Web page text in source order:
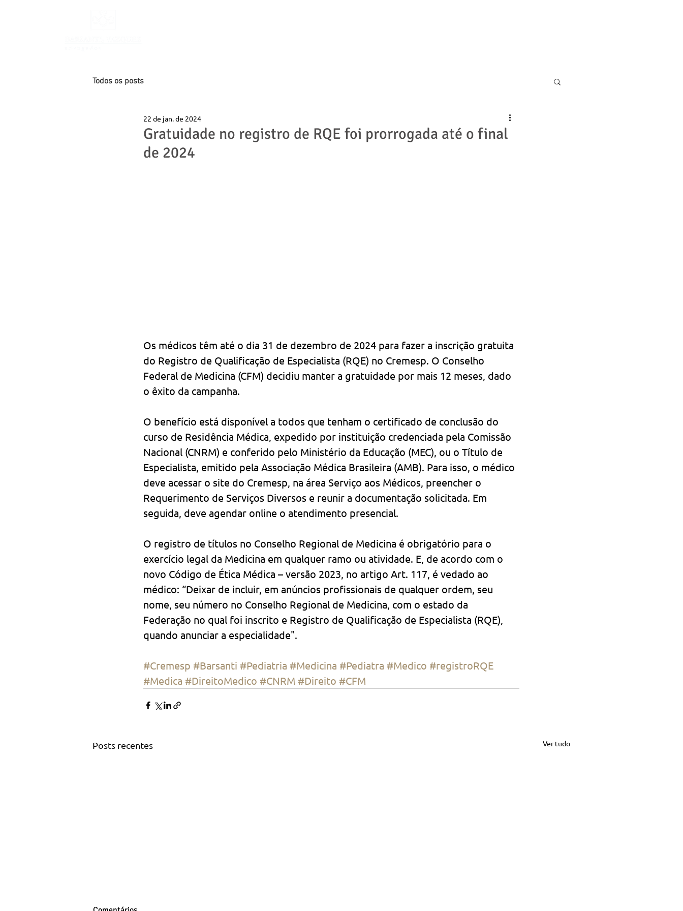
Todos os posts
Gratuidade no registro de RQE foi prorrogada até o final
de 2024
22 de jan. de 2024
Os médicos têm até o dia 31 de dezembro de 2024 para fazer a inscrição gratuita
do Registro de Qualificação de Especialista (RQE) no Cremesp. O Conselho
Federal de Medicina (CFM) decidiu manter a gratuidade por mais 12 meses, dado
o êxito da campanha.
O benefício está disponível a todos que tenham o certificado de conclusão do
curso de Residência Médica, expedido por instituição credenciada pela Comissão
Nacional (CNRM) e conferido pelo Ministério da Educação (MEC), ou o Título de
Especialista, emitido pela Associação Médica Brasileira (AMB). Para isso, o médico
deve acessar o site do Cremesp, na área Serviço aos Médicos, preencher o
Requerimento de Serviços Diversos e reunir a documentação solicitada. Em
seguida, deve agendar online o atendimento presencial.
O registro de títulos no Conselho Regional de Medicina é obrigatório para o
exercício legal da Medicina em qualquer ramo ou atividade. E, de acordo com o
novo Código de Ética Médica – versão 2023, no artigo Art. 117, é vedado ao
médico: “Deixar de incluir, em anúncios profissionais de qualquer ordem, seu
nome, seu número no Conselho Regional de Medicina, com o estado da
Federação no qual foi inscrito e Registro de Qualificação de Especialista (RQE),
quando anunciar a especialidade".
#Cremesp #Barsanti #Pediatria #Medicina #Pediatra #Medico #registroRQE
#Medica #DireitoMedico #CNRM #Direito #CFM
Posts recentes Ver tudo